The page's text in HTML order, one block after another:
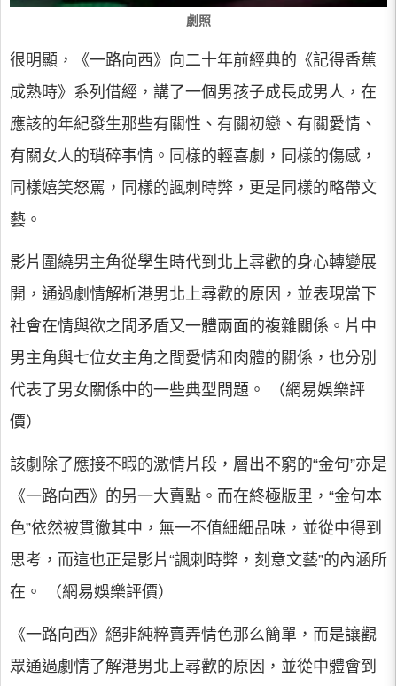
劇照
很明顯，《一路向西》向二十年前經典的《記得香蕉
成熟時》系列借經，講了一個男孩子成長成男人，在
應該的年紀發生那些有關性、有關初戀、有關愛情、
有關女人的瑣碎事情。同樣的輕喜劇，同樣的傷感，
同樣嬉笑怒罵，同樣的諷刺時弊，更是同樣的略帶文
藝。
影片圍繞男主角從學生時代到北上尋歡的身心轉變展
開，通過劇情解析港男北上尋歡的原因，並表現當下
社會在情與欲之間矛盾又一體兩面的複雜關係。片中
男主角與七位女主角之間愛情和肉體的關係，也分別
代表了男女關係中的一些典型問題。 （網易娛樂評
價）
該劇除了應接不暇的激情片段，層出不窮的“金句”亦是
《一路向西》的另一大賣點。而在終極版里，“金句本
色”依然被貫徹其中，無一不值細細品味，並從中得到
思考，而這也正是影片“諷刺時弊，刻意文藝”的內涵所
在。 （網易娛樂評價）
《一路向西》絕非純粹賣弄情色那么簡單，而是讓觀
眾通過劇情了解港男北上尋歡的原因，並從中體會到